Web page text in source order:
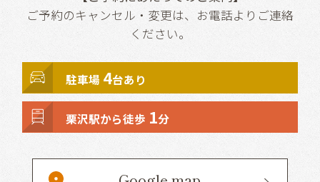
ご予約のキャンセル・変更は、お電話よりご連絡
ください。
駐車場 4台あり
栗沢駅から徒歩 1分